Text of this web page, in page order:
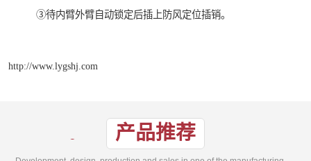
③待内臂外臂自动锁定后插上防风定位插销。
http://www.lygshj.com
产品推荐